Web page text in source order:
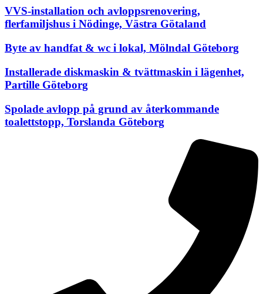
VVS-installation och avloppsrenovering,
flerfamiljshus i Nödinge, Västra Götaland
Byte av handfat & wc i lokal, Mölndal Göteborg
Installerade diskmaskin & tvättmaskin i lägenhet,
Partille Göteborg
Spolade avlopp på grund av återkommande
toalettstopp, Torslanda Göteborg